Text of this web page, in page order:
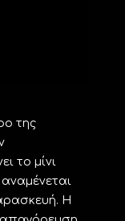
της
το μίνι
Η